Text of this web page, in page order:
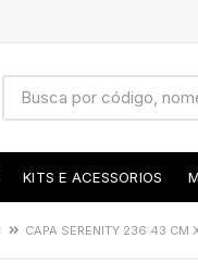
KITS E ACESSORIOS
CAPA SERENITY 236 43 CM